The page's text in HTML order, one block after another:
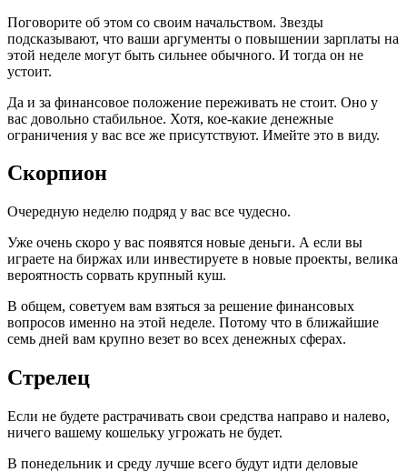
Поговорите об этом со своим начальством. Звезды
подсказывают, что ваши аргументы о повышении зарплаты на
этой неделе могут быть сильнее обычного. И тогда он не
устоит.
Да и за финансовое положение переживать не стоит. Оно у
вас довольно стабильное. Хотя, кое-какие денежные
ограничения у вас все же присутствуют. Имейте это в виду.
Скорпион
Очередную неделю подряд у вас все чудесно.
Уже очень скоро у вас появятся новые деньги. А если вы
играете на биржах или инвестируете в новые проекты, велика
вероятность сорвать крупный куш.
В общем, советуем вам взяться за решение финансовых
вопросов именно на этой неделе. Потому что в ближайшие
семь дней вам крупно везет во всех денежных сферах.
Стрелец
Если не будете растрачивать свои средства направо и налево,
ничего вашему кошельку угрожать не будет.
В понедельник и среду лучше всего будут идти деловые